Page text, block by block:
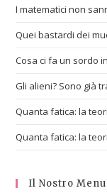
I matematici non
Quei bastardi dei
Cosa ci fa un sordo
Gli alieni? Sono già
Quanta fatica: la
Quanta fatica: la
Il Nostro Menu